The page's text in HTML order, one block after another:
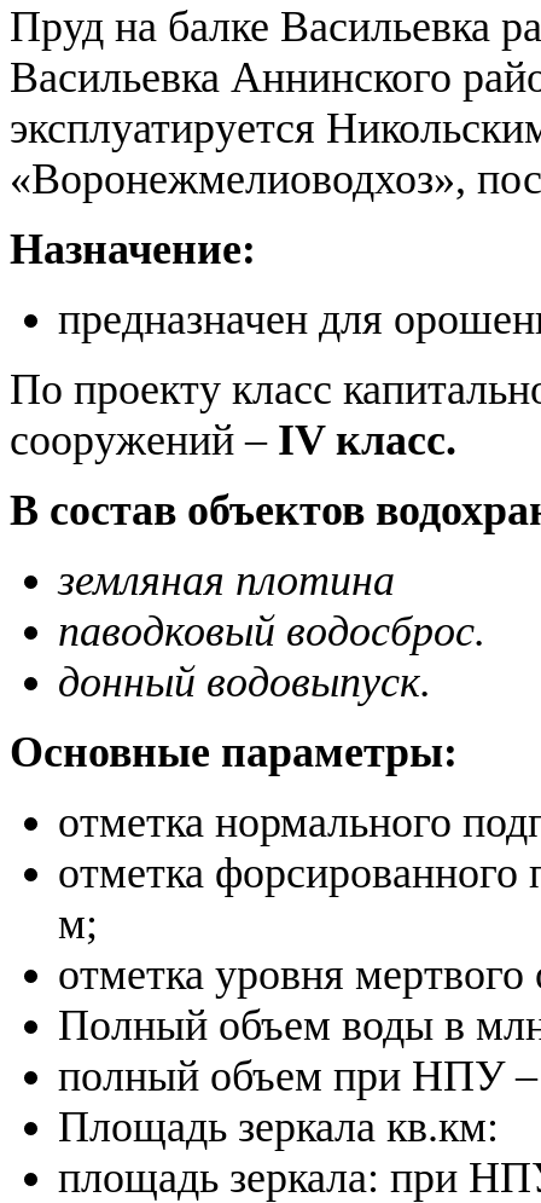
Пруд на балке Васильевка
Васильевка Аннинского
эксплуатируется
«Воронежмелиоводхоз»,
Назначение:
предназначен для
По проекту класс
сооружений –IV класс.
В состав объектов
земляная плотина
паводковый водосброс.
донный водовыпуск.
Основные параметры:
отметка нормального
отметка
м;
отметка уровня
Полный объем воды в
полный объем при НПУ –
Площадь зеркала кв.км:
площадь зеркала: при